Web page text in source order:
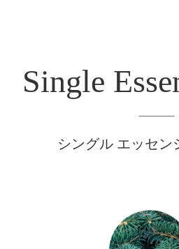
Single
シングル エッセン